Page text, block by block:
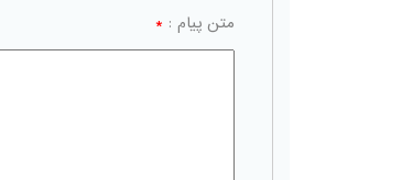
متن پیام : *